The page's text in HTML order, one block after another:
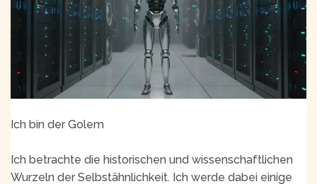
Ich bin der Golem
Ich betrachte die historischen und wissenschaftlichen
Wurzeln der Selbstähnlichkeit. Ich werde dabei einige